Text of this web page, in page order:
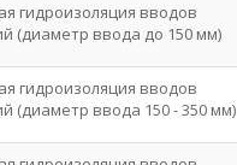
гидроизоляция вводов
(диаметр ввода до 150 мм)
гидроизоляция вводов
(диаметр ввода 150 - 350 мм)